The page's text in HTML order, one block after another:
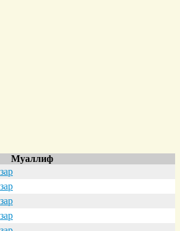
Муаллиф